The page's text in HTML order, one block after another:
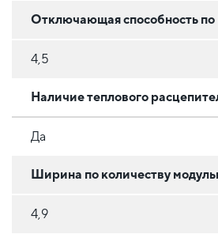
Отключающая способность
4,5
Наличие теплового
Да
Ширина по количеству
4,9